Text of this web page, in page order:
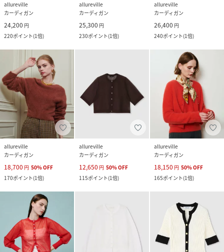
allureville
カーディガン
24,200 円
220ポイント(1倍)
allureville
カーディガン
25,300 円
230ポイント(1倍)
allureville
カーディガン
26,400 円
240ポイント(1倍)
allureville
カーディガン
18,700 円 50%OFF
170ポイント(1倍)
allureville
カーディガン
12,650 円 50%OFF
115ポイント(1倍)
allureville
カーディガン
18,150 円 50%OFF
165ポイント(1倍)